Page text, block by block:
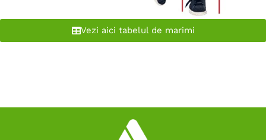
Vezi aici tabelul de marimi